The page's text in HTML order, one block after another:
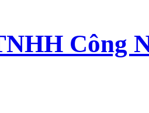
Công